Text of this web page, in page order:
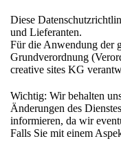
Diese
und Lieferanten.
Für die Anwendung der
Grundverordnung
creative sites KG
Wichtig: Wir behalten
Änderungen des
informieren, da wir
Falls Sie mit einem